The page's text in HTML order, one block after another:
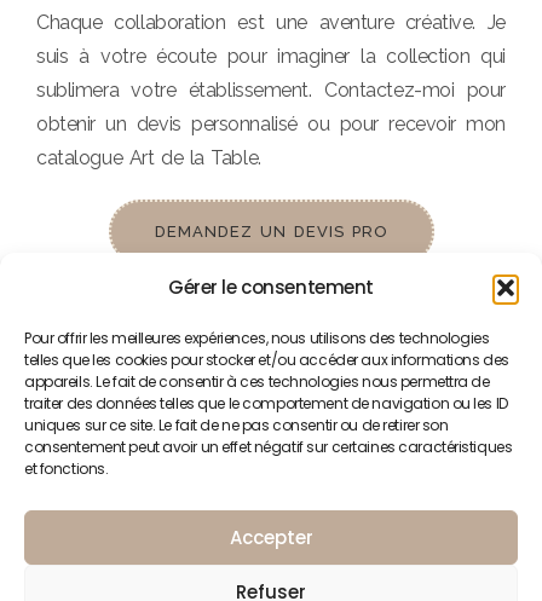
Gérer le consentement
Pour offrir les meilleures expériences, nous utilisons des technologies
telles que les cookies pour stocker et/ou accéder aux informations des
appareils. Le fait de consentir à ces technologies nous permettra de
traiter des données telles que le comportement de navigation ou les ID
uniques sur ce site. Le fait de ne pas consentir ou de retirer son
consentement peut avoir un effet négatif sur certaines caractéristiques
et fonctions.
Accepter
Refuser
Chaque collaboration est une aventure créative. Je
suis à votre écoute pour imaginer la collection qui
sublimera votre établissement. Contactez-moi pour
obtenir un devis personnalisé ou pour recevoir mon
catalogue Art de la Table.
DEMANDEZ UN DEVIS PRO
Contactez-moi
06.60.04.34.48
ganapapion@gmail.com
Suivez-moi